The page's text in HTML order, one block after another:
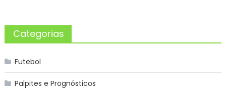
Categorias
Futebol
Palpites e Prognósticos